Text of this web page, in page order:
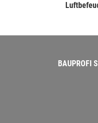
BAUPROFI